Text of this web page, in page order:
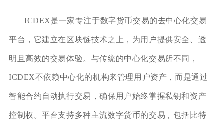
ICDEX是一家专注于数字货币交易的去中心化交易
平台，它建立在区块链技术之上，为用户提供安全、透
明且高效的交易体验。与传统的中心化交易所不同，
ICDEX不依赖中心化的机构来管理用户资产，而是通过
智能合约自动执行交易，确保用户始终掌握私钥和资产
控制权。平台支持多种主流数字货币的交易，包括比特